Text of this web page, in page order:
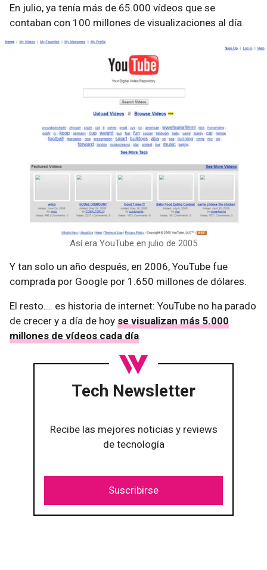
En julio, ya tenía más de 65.000 vídeos que se
contaban con 100 millones de visualizaciones al día.
Así era YouTube en julio de 2005
Y tan solo un año después, en 2006, YouTube fue
comprada por Google por 1.650 millones de dólares.
El resto…. es historia de internet: YouTube no ha parado
de crecer y a día de hoy se visualizan más 5.000
millones de vídeos cada día.
Tech Newsletter
Recibe las mejores noticias y reviews
de tecnología
Suscribirse